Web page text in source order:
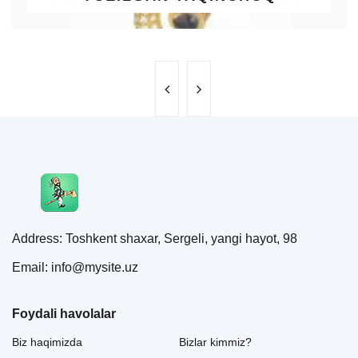
Address: Toshkent shaxar, Sergeli, yangi hayot, 98
Email: info@mysite.uz
Foydali havolalar
Biz haqimizda Bizlar kimmiz?